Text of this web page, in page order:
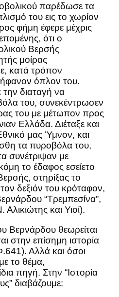
παρέδωσε τα
του εις το χωρίον
φήμη έφερε μέχρις
ότι ο
Βερσής
μοίρας
κατά τρόπον
όπλον του.
διαταγή να
του, συνεκέντρωσεν
του με μέτωπον προς
Ελλάδα. Διέταξε και
μας Ύμνον, και
τα πυροβόλα του,
συνέτριψαν με
το έδαφος εσείετο
στηρίξας το
δεξιόν του κρόταφον,
“Τρεμπεσίνα”,
και Υιοί).
Βερνάρδου θεωρείται
στην επίσημη ιστορία
Αλλά και όσοι
το θέμα,
πηγή. Στην “Ιστορία
διαβάζουμε: